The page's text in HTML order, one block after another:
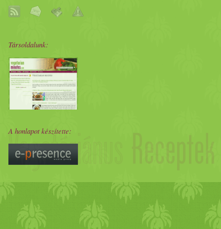
Társoldalunk:
A honlapot készítette: